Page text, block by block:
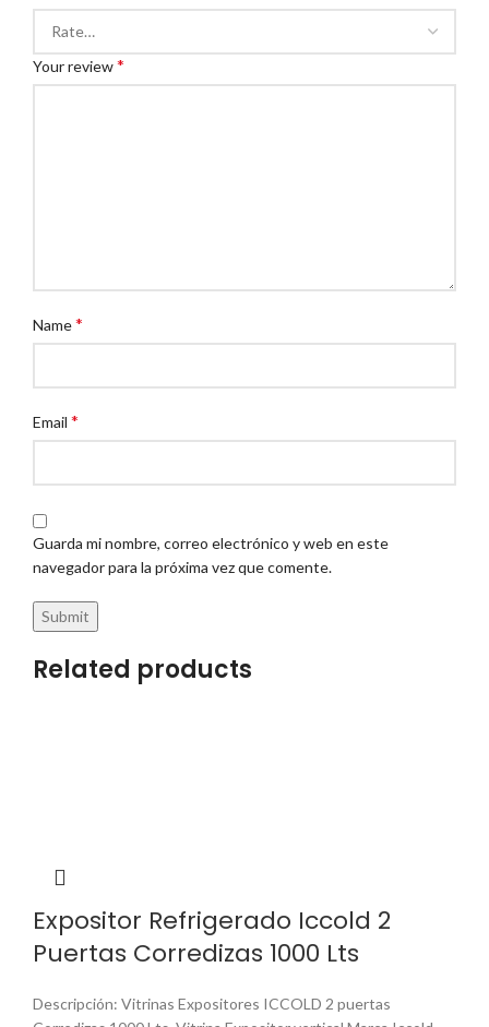
Your review*
Name*
Email *
Guarda mi nombre, correo electrónico y web en este
navegador para la próxima vez que comente.
Related products
Expositor Refrigerado Iccold 2
Puertas Corredizas 1000 Lts
Descripción: Vitrinas Expositores ICCOLD 2 puertas